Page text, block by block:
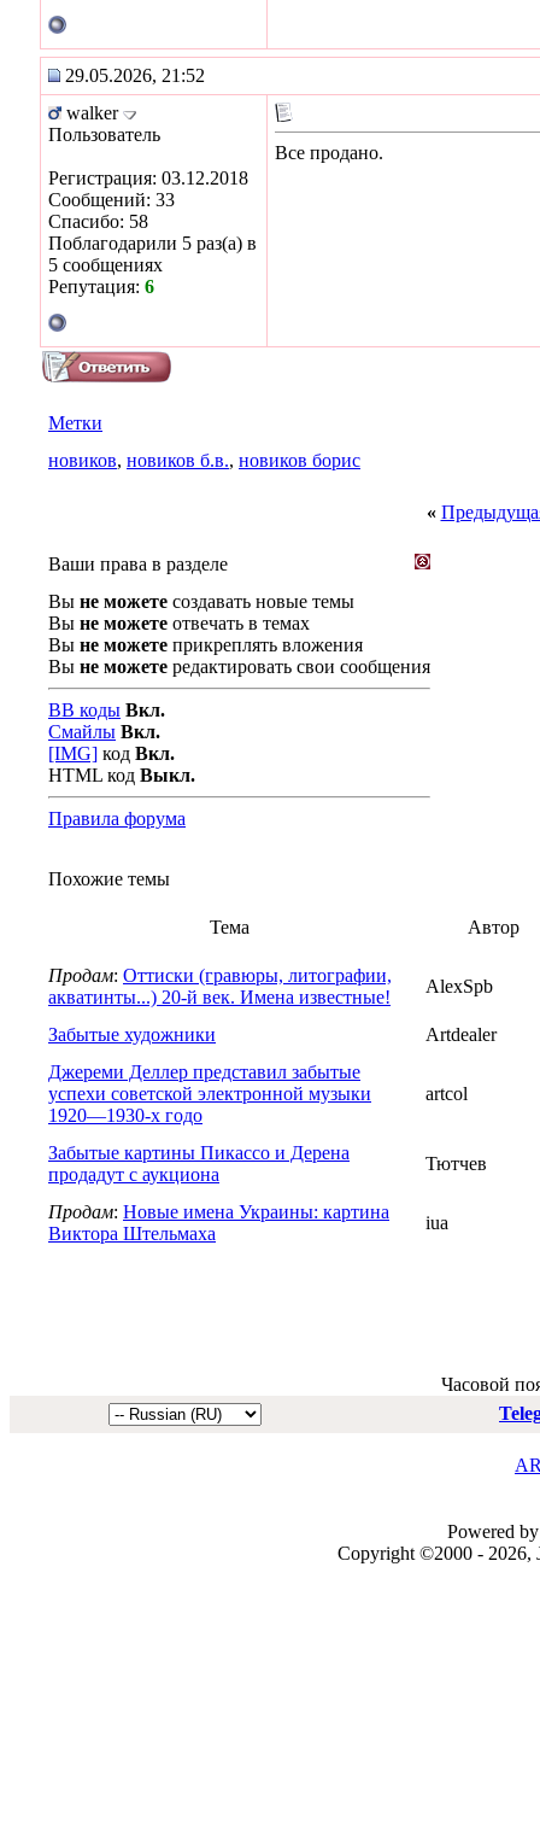
29.05.2026, 21:52
walker
Пользователь
Регистрация: 03.12.2018
Сообщений: 33
Спасибо: 58
Поблагодарили 5 раз(а) в
5 сообщениях
Репутация: 6
Все продано.
Метки
новиков, новиков б.в., новиков борис
«
Ваши права в разделе
Вы не можете создавать новые темы
Вы не можете отвечать в темах
Вы не можете прикреплять вложения
Вы не можете редактировать свои сообщения
BB коды Вкл.
Смайлы Вкл.
[IMG] код Вкл.
HTML код Выкл.
Правила форума
Похожие темы
Тема Автор
Продам: Оттиски (гравюры, литографии,
акватинты...) 20-й век. Имена известные!
AlexSpb
Забытые художники
Artdealer
Джереми Деллер представил забытые
успехи советской электронной музыки
1920—1930-х годо
artcol
Забытые картины Пикассо и Дерена
продадут с аукциона
Тютчев
Продам: Новые имена Украины: картина
Виктора Штельмаха
iua
Часовой
Powered
Copyright ©2000 - 2026,